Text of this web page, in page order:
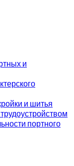
и
и шитья
портного